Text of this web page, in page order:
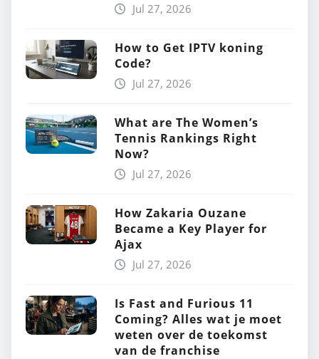
Jul 27, 2026
How to Get IPTV koning
Code?
Jul 27, 2026
What are The Women’s
Tennis Rankings Right
Now?
Jul 27, 2026
How Zakaria Ouzane
Became a Key Player for
Ajax
Jul 27, 2026
Is Fast and Furious 11
Coming? Alles wat je moet
weten over de toekomst
van de franchise